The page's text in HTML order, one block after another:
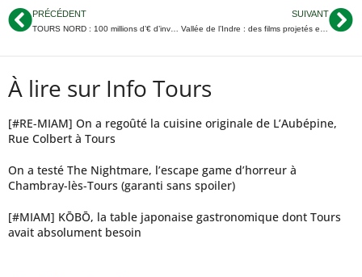
PRÉCÉDENT
TOURS NORD : 100 millions d’€ d’investissements pour STMicroelectronics
SUIVANT
Vallée de l’Indre : des films projetés en plein air tout l’été
À lire sur Info Tours
[#RE-MIAM] On a regoûté la cuisine originale de L’Aubépine,
Rue Colbert à Tours
On a testé The Nightmare, l’escape game d’horreur à
Chambray-lès-Tours (garanti sans spoiler)
[#MIAM] KŌBŌ, la table japonaise gastronomique dont Tours
avait absolument besoin